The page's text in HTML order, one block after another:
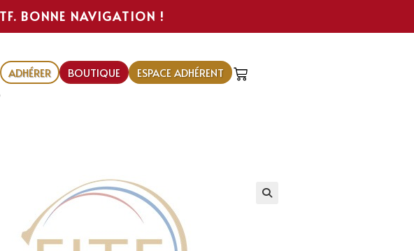
BONNE NAVIGATION !
ADHÉRER BOUTIQUE ESPACE ADHÉRENT